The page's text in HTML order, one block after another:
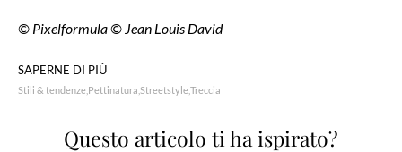
© Pixelformula © Jean Louis David
SAPERNE DI PIÙ
Stili & tendenze Pettinatura Streetstyle Treccia
Questo articolo ti ha ispirato?